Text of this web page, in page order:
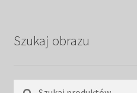
Szukaj obrazu